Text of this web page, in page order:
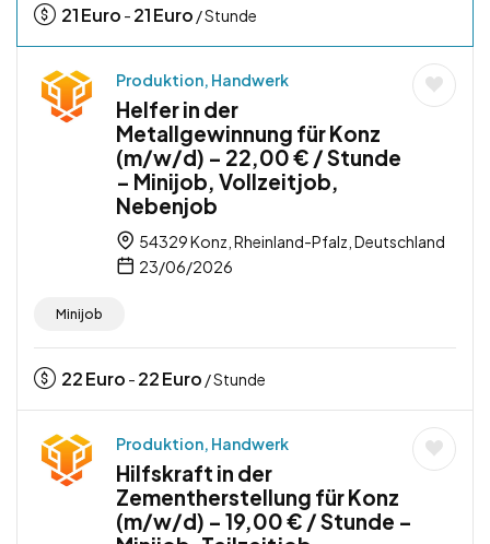
21Euro - 21Euro / Stunde
Produktion, Handwerk
Helfer in der
Metallgewinnung für Konz
(m/w/d) – 22,00 € / Stunde
– Minijob, Vollzeitjob,
Nebenjob
54329 Konz, Rheinland-Pfalz, Deutschland
23/06/2026
Minijob
22Euro - 22Euro / Stunde
Produktion, Handwerk
Hilfskraft in der
Zementherstellung für Konz
(m/w/d) – 19,00 € / Stunde –